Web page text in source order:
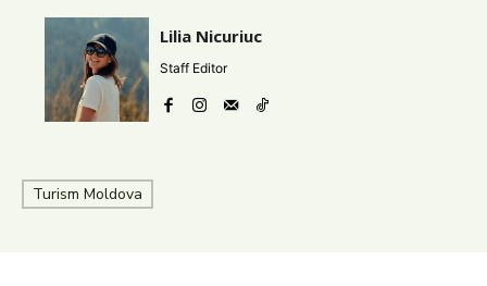
Lilia Nicuriuc
Staff Editor
Turism Moldova